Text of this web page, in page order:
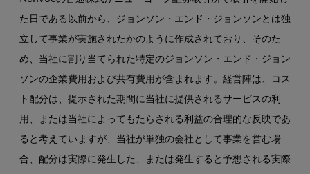
た日である以前から、ジョンソン・エンド・ジョンソンとは独
立して事業が実施されたかのように作成されており、そのた
め、当社に割り当てられた特定のジョンソン・エンド・ジョン
ソンの企業費用および共有費用が含まれます。経営陣は、コス
ト配分は、提示された期間に当社に提供されるサービスの利
用、または当社によってもたらされる利益の合理的な反映であ
ると考えていますが、当社が単独の会社として事業を営む場
合、配分は実際に発生した、または発生すると予想される実際